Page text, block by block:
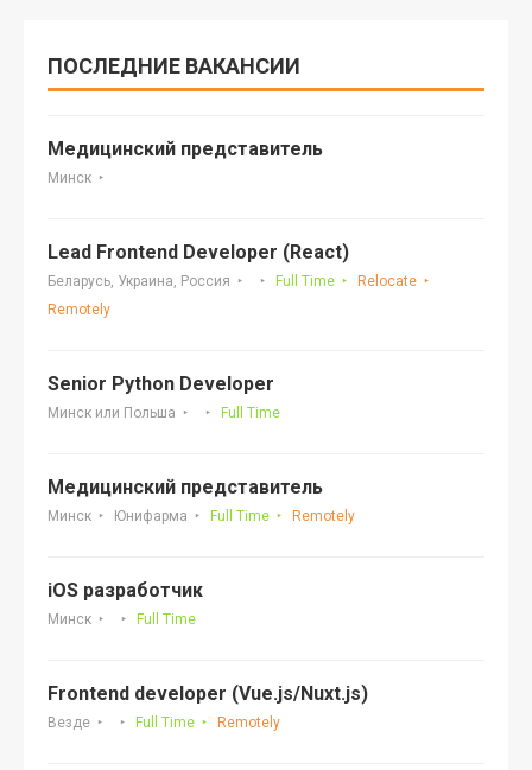
ПОСЛЕДНИЕ ВАКАНСИИ
Медицинский представитель
Минск
Lead Frontend Developer (React)
Беларусь, Украина, Россия Full Time
Relocate
Remotely
Senior Python Developer
Минск или Польша Full Time
Медицинский представитель
Минск Юнифарма Full Time Remotely
iOS разработчик
Минск Full Time
Frontend developer (Vue.js/Nuxt.js)
Везде Full Time Remotely